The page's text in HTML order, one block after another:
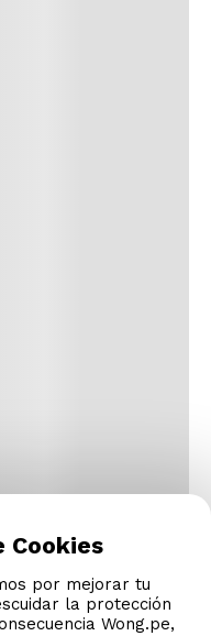
Cookies
por mejorar tu
la protección
Wong.pe,